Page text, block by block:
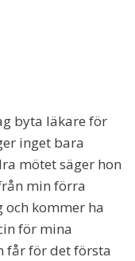
byta läkare för
inget bara
mötet säger hon
min förra
kommer ha
för mina
får för det första